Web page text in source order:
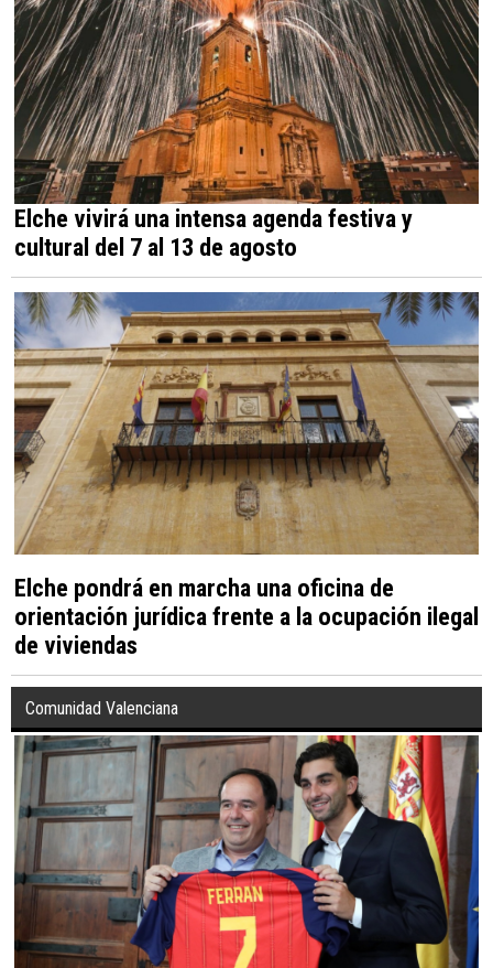
Elche vivirá una intensa agenda festiva y
cultural del 7 al 13 de agosto
Elche pondrá en marcha una oficina de
orientación jurídica frente a la ocupación ilegal
de viviendas
Comunidad Valenciana